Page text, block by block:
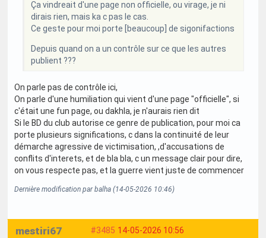
Ça vindreait d'une page non officielle, ou virage, je ni
dirais rien, mais ka c pas le cas.
Ce geste pour moi porte [beaucoup] de sigonifactions
Depuis quand on a un contrôle sur ce que les autres
publient ???
On parle pas de contrôle ici,
On parle d'une humiliation qui vient d'une page "officielle", si
c'était une fun page, ou dakhla, je n'aurais rien dit
Si le BD du club autorise ce genre de publication, pour moi ca
porte plusieurs significations, c dans la continuité de leur
démarche agressive de victimisation, ,d'accusations de
conflits d'interets, et de bla bla, c un message clair pour dire,
on vous respecte pas, et la guerre vient juste de commencer
Dernière modification par balha (14-05-2026 10:46)
#3485 14-05-2026 10:56
mestiri67